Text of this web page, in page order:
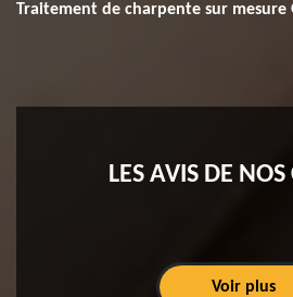
Traitement de charpente sur
LES AVIS DE NOS
Voir plus